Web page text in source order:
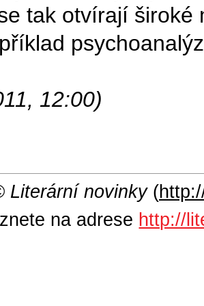
tak otvírají široké
12:00)
Literární novinky(
na adrese http://